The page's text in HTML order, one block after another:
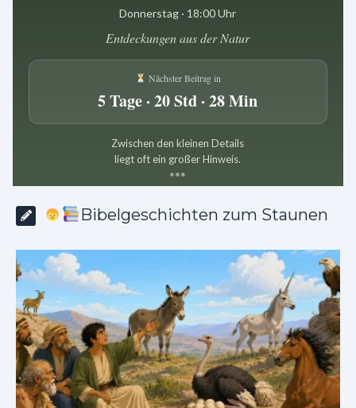
Donnerstag · 18:00 Uhr
Entdeckungen aus der Natur
Nächster Beitrag in
5 Tage · 20 Std · 28 Min
Zwischen den kleinen Details
liegt oft ein großer Hinweis.
***
Bibelgeschichten zum Staunen